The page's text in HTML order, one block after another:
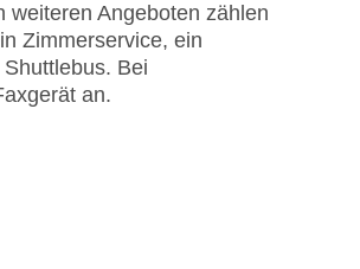
weiteren Angeboten zählen
Zimmerservice, ein
Bei
an.